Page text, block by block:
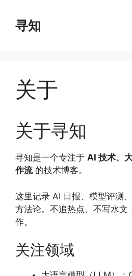
content
寻知
关于
关于寻知
寻知是一个专注于 AI 技术、
作流的技术博客。
这里记录 AI 日报、模型评测
方法论。不追热点、不写水文
作。
关注领域